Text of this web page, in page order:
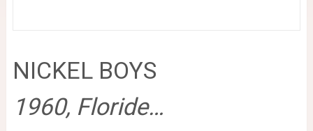
NICKEL BOYS
1960, Floride…